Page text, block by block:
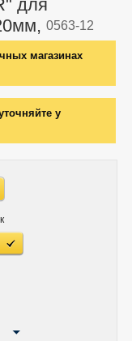
для
0563-12
магазинах
у